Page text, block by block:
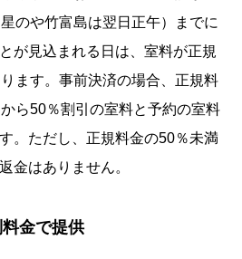
のや竹富島は翌日正午）までに
が見込まれる日は、室料が正規
ます。事前決済の場合、正規料
ら50％割引の室料と予約の室料
。ただし、正規料金の50％未満
金はありません。
金で提供